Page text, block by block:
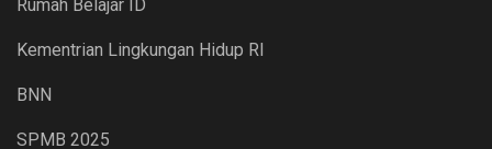
Rumah Belajar ID
Kementrian Lingkungan Hidup RI
BNN
SPMB 2025